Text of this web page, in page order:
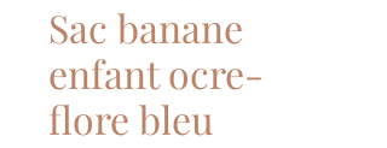
Sac banane
enfant ocre-
flore bleu